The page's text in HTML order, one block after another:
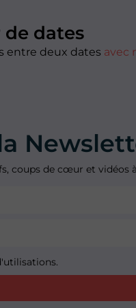
dates
entre deux dates avec
coups de cœur et vidéos